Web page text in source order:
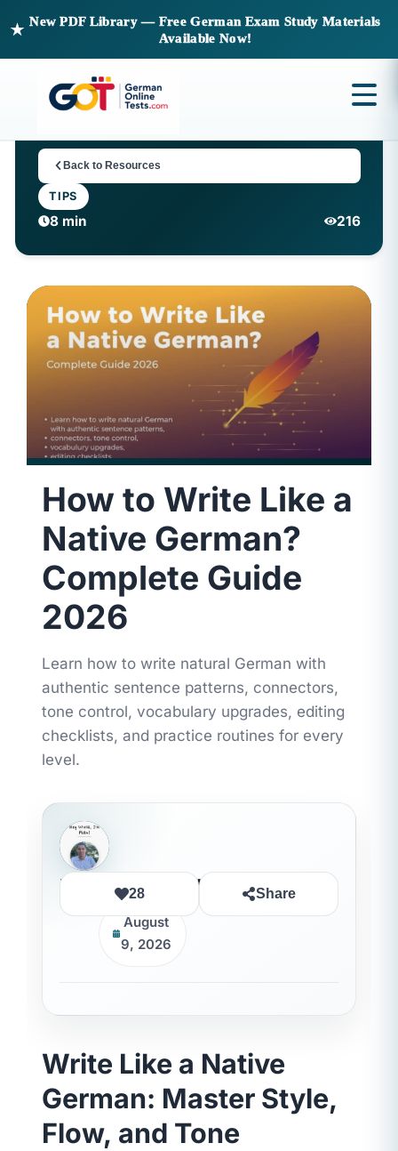
★
New PDF Library — Free German Exam Study Materials
Available Now!
Back to Resources
TIPS
8 min 216
How to Write Like a
Native German?
Complete Guide
2026
Learn how to write natural German with
authentic sentence patterns, connectors,
tone control, vocabulary upgrades, editing
checklists, and practice routines for every
level.
Rida Ouledhaddou
August
9, 2026
28 Share
Write Like a Native
German: Master Style,
Flow, and Tone